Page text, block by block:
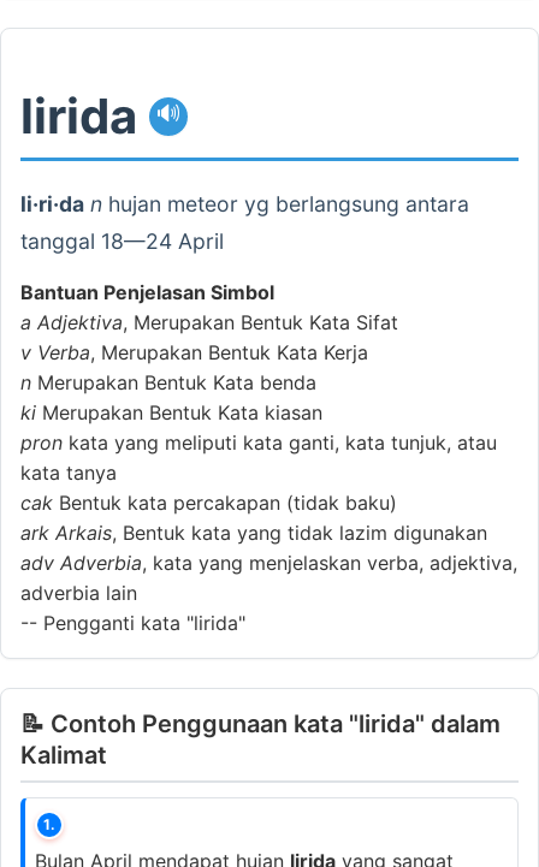
lirida 🔊
li·ri·da n hujan meteor yg berlangsung antara
tanggal 18—24 April
Bantuan Penjelasan Simbol
a Adjektiva, Merupakan Bentuk Kata Sifat
v Verba, Merupakan Bentuk Kata Kerja
n Merupakan Bentuk Kata benda
ki Merupakan Bentuk Kata kiasan
pron kata yang meliputi kata ganti, kata tunjuk, atau
kata tanya
cak Bentuk kata percakapan (tidak baku)
ark Arkais, Bentuk kata yang tidak lazim digunakan
adv Adverbia, kata yang menjelaskan verba, adjektiva,
adverbia lain
-- Pengganti kata "lirida"
📝 Contoh Penggunaan kata "lirida" dalam
Kalimat
1.
Bulan April mendapat hujan lirida yang sangat